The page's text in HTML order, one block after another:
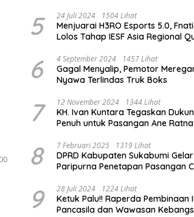
5 24 Juli 2024 1504 Lihat
Menjuarai H3RO Esports 5.0,
Lolos Tahap IESF Asia Regional
6 4 September 2024 1457 Lihat
Gagal Menyalip, Pemotor
Nyawa Terlindas Truk Boks
7 12 November 2024 1344 Lihat
KH. Ivan Kuntara Tegaskan
Penuh untuk Pasangan Ane
Purwakarta 2024
8 7 Februari 2025 1319 Lihat
DPRD Kabupaten Sukabumi
Paripurna Penetapan Pasangan
Pejabat Eksekutif
9 28 Juli 2024 1224 Lihat
Ketuk Palu!! Raperda Pembinaan
Pancasila dan Wawasan